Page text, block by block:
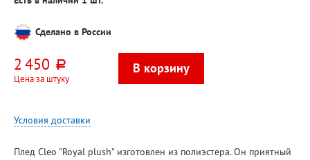
Сделано в России
2 450 руб.
Цена за штуку
Условия доставки
Плед Cleo "Royal plush" изготовлен из полиэстера. Он приятный